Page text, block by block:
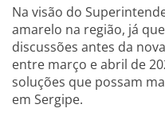
Na visão do
amarelo na região, já
discussões antes da
entre março e abril de
soluções que possam
em Sergipe.